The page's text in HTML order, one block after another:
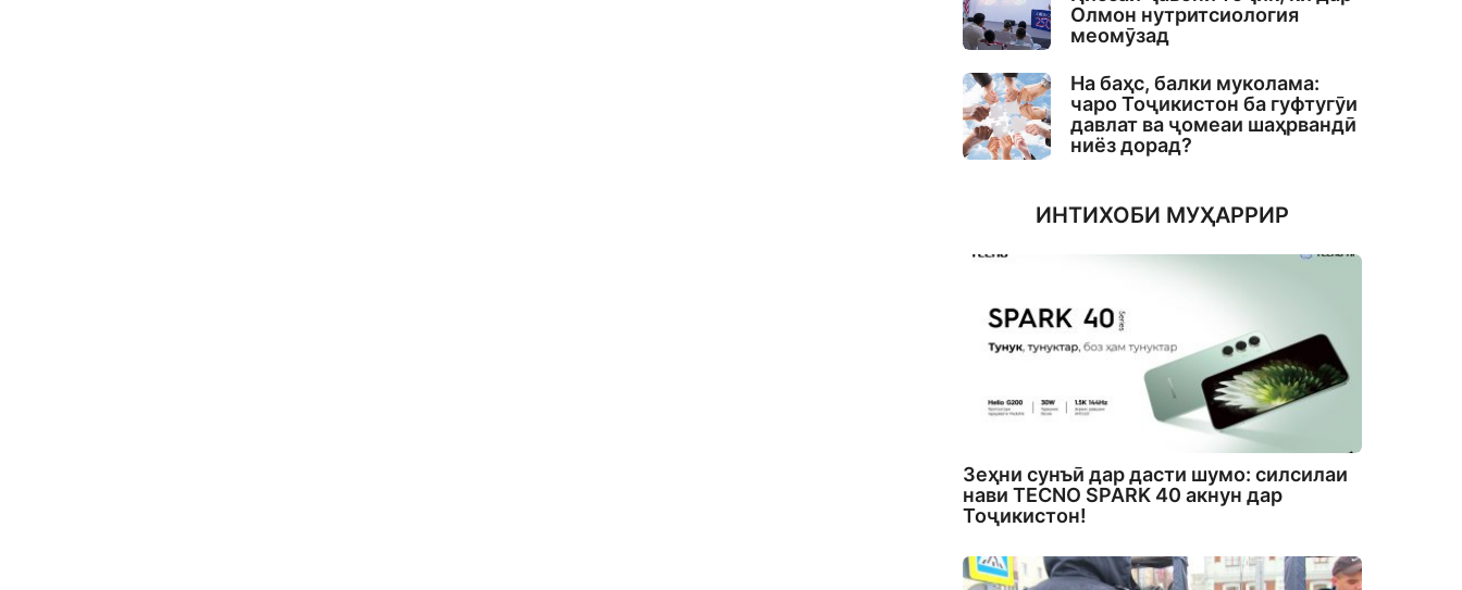
Олмон нутритсиология
меомӯзад
На баҳс, балки муколама:
чаро Тоҷикистон ба гуфтугӯи
давлат ва ҷомеаи шаҳрвандӣ
ниёз дорад?
ИНТИХОБИ МУҲАРРИР
Зеҳни сунъӣ дар дасти шумо: силсилаи
нави TECNO SPARK 40 акнун дар
Тоҷикистон!